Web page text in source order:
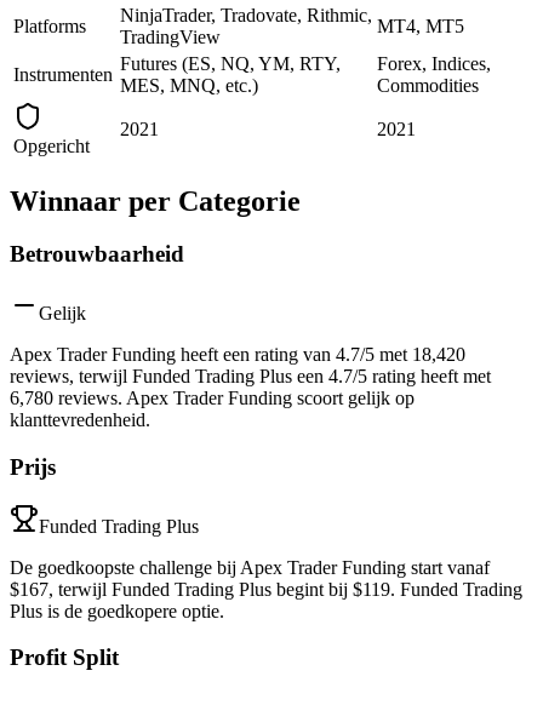
Platforms
NinjaTrader, Tradovate, Rithmic,
TradingView
MT4, MT5
Instrumenten
Futures (ES, NQ, YM, RTY,
MES, MNQ, etc.)
Forex, Indices,
Commodities
Opgericht
2021 2021
Winnaar per Categorie
Betrouwbaarheid
Gelijk
Apex Trader Funding heeft een rating van 4.7/5 met 18,420
reviews, terwijl Funded Trading Plus een 4.7/5 rating heeft met
6,780 reviews. Apex Trader Funding scoort gelijk op
klanttevredenheid.
Prijs
Funded Trading Plus
De goedkoopste challenge bij Apex Trader Funding start vanaf
$167, terwijl Funded Trading Plus begint bij $119. Funded Trading
Plus is de goedkopere optie.
Profit Split